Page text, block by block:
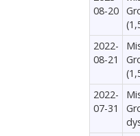
08-20
2022-
08-21
2022-
07-31